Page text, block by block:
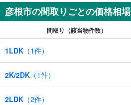
彦根市の間取りごとの価格相場
間取り（該当物件数）
1LDK （1件）
2K/2DK （1件）
2LDK （2件）